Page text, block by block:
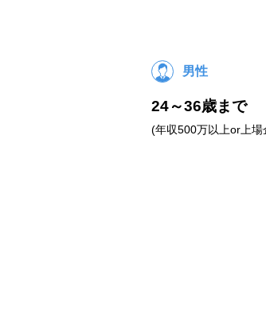
男性
24～36歳まで
(年収500万以上or上